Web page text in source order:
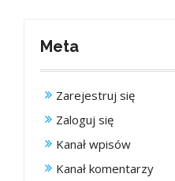
Meta
Zarejestruj się
Zaloguj się
Kanał wpisów
Kanał komentarzy